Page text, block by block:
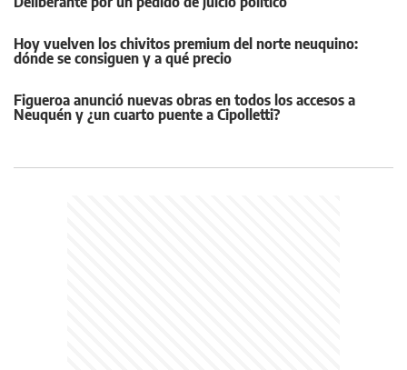
Hoy vuelven los chivitos premium del norte neuquino:
dónde se consiguen y a qué precio
Figueroa anunció nuevas obras en todos los accesos a
Neuquén y ¿un cuarto puente a Cipolletti?